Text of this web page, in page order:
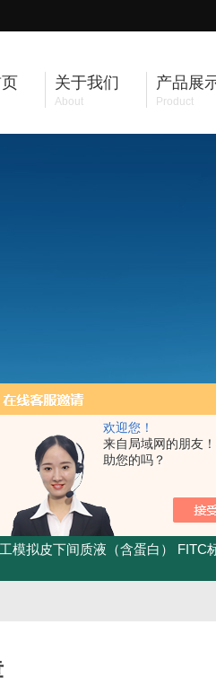
欢迎您！
来自局域网的朋友
助您的吗？
关于我们
About
产品展
Product
模拟皮下间质液（含蛋白） FITC